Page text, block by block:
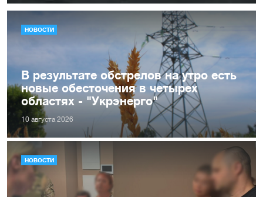
НОВОСТИ
В результате обстрелов на утро есть
новые обесточения в четырех
областях - "Укрэнерго"
10 августа 2026
НОВОСТИ